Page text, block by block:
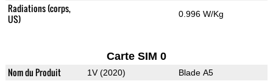
Radiations (corps,
US)
0.996 W/Kg
Carte SIM 0
Nom du Produit 1V (2020) Blade A5